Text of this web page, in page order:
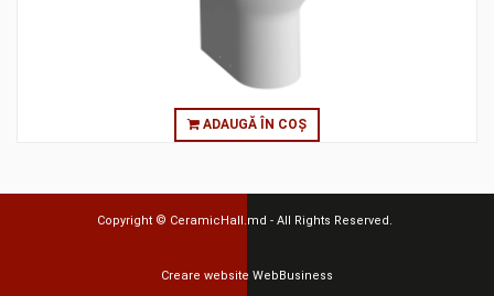
ADAUGĂ ÎN COȘ
Copyright © CeramicHall.md - All Rights Reserved.
Creare website WebBusiness